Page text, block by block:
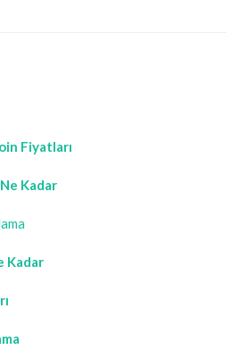
Fiyatları
Kadar
Kadar